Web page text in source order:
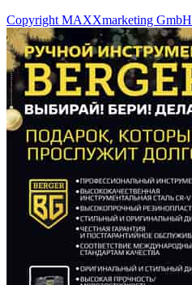
Copyright MAXXmarketing GmbH